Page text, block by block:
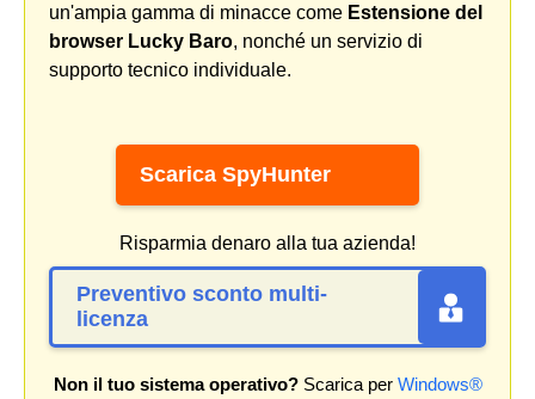
un'ampia gamma di minacce come Estensione del
browser Lucky Baro, nonché un servizio di
supporto tecnico individuale.
Scarica SpyHunter
Risparmia denaro alla tua azienda!
Preventivo sconto multi-
licenza
Non il tuo sistema operativo?Scarica per Windows®